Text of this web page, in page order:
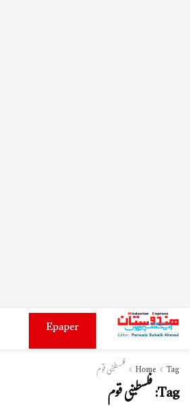
Epaper
Home Tag فلسطینی قوم
Tag:فلسطینی قوم